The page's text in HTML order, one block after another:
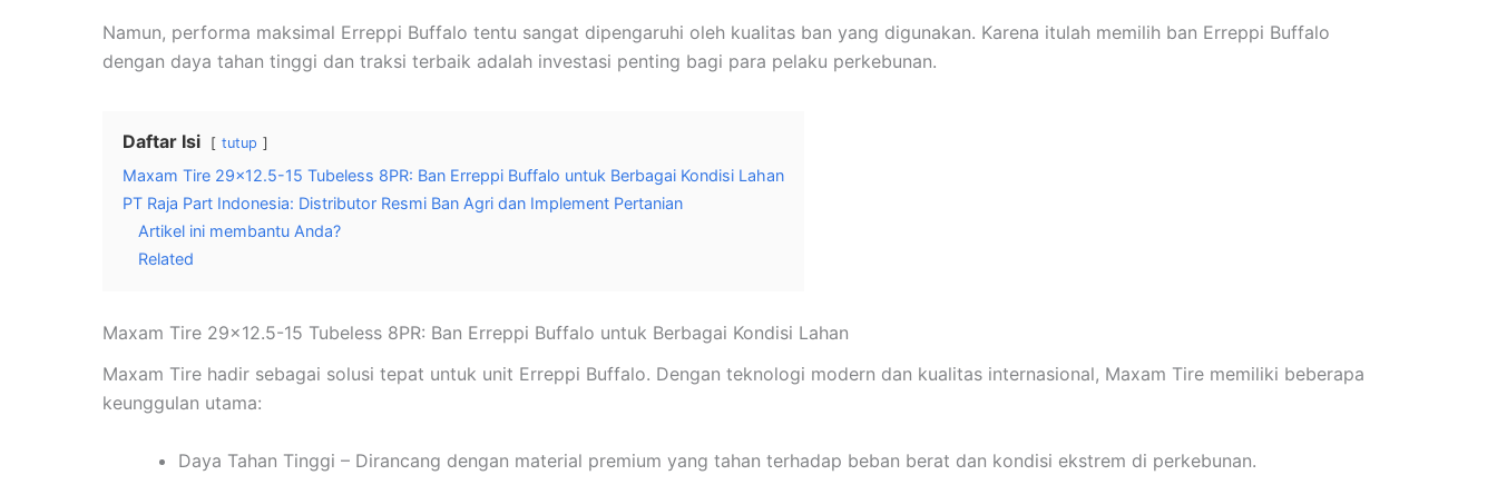
Namun, performa maksimal Erreppi Buffalo tentu sangat dipengaruhi oleh kualitas ban yang digunakan. Karena itulah memilih ban Erreppi Buffalo
dengan daya tahan tinggi dan traksi terbaik adalah investasi penting bagi para pelaku perkebunan.
Daftar Isi tutup
Maxam Tire 29×12.5-15 Tubeless 8PR: Ban Erreppi Buffalo untuk Berbagai Kondisi Lahan
PT Raja Part Indonesia: Distributor Resmi Ban Agri dan Implement Pertanian
Artikel ini membantu Anda?
Related
Maxam Tire 29×12.5-15 Tubeless 8PR: Ban Erreppi Buffalo untuk Berbagai Kondisi Lahan
Maxam Tire hadir sebagai solusi tepat untuk unit Erreppi Buffalo. Dengan teknologi modern dan kualitas internasional, Maxam Tire memiliki beberapa
keunggulan utama:
Daya Tahan Tinggi – Dirancang dengan material premium yang tahan terhadap beban berat dan kondisi ekstrem di perkebunan.